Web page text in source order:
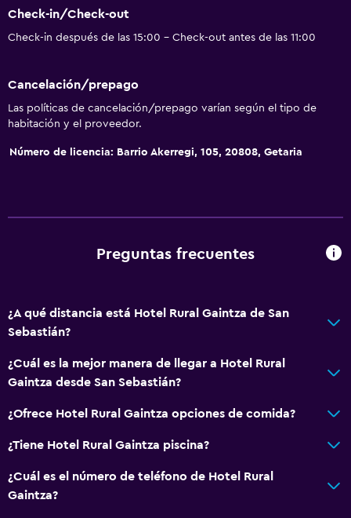
Check-in/Check-out
Check-in después de las 15:00 - Check-out antes de las 11:00
Cancelación/prepago
Las políticas de cancelación/prepago varían según el tipo de
habitación y el proveedor.
Número de licencia: Barrio Akerregi, 105, 20808, Getaria
Preguntas frecuentes
¿A qué distancia está Hotel Rural Gaintza de San
Sebastián?
¿Cuál es la mejor manera de llegar a Hotel Rural
Gaintza desde San Sebastián?
¿Ofrece Hotel Rural Gaintza opciones de comida?
¿Tiene Hotel Rural Gaintza piscina?
¿Cuál es el número de teléfono de Hotel Rural
Gaintza?